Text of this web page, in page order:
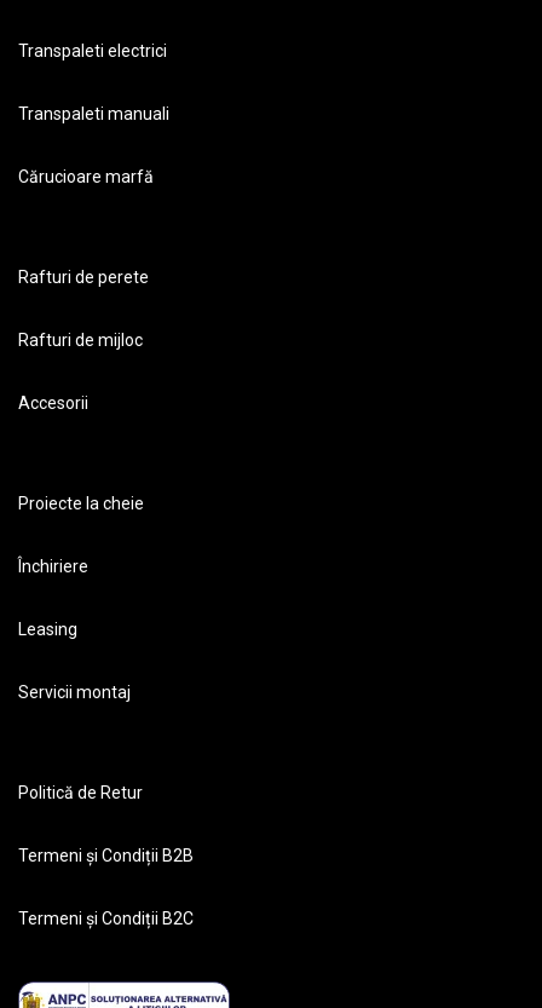
Transpaleti electrici
Transpaleti manuali
Cărucioare marfă
Rafturi de perete
Rafturi de mijloc
Accesorii
Proiecte la cheie
Închiriere
Leasing
Servicii montaj
Politică de Retur
Termeni și Condiții B2B
Termeni și Condiții B2C